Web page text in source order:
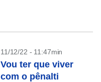
11/12/22 - 11:47min
Vou ter que viver
com o pênalti